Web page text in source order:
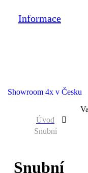
Informace
Showroom 4x v Česku
Úvod
Snubní
Snubní